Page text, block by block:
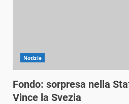
Notizie
Fondo: sorpresa nella
Vince la Svezia